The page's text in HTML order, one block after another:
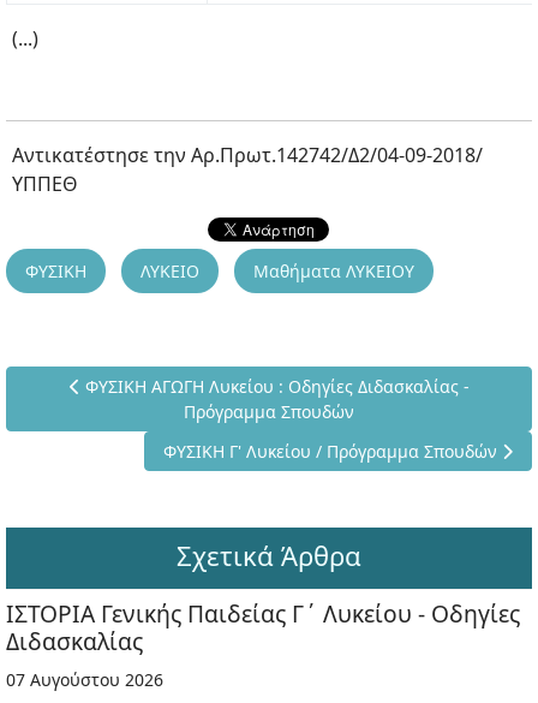
(...)
Αντικατέστησε την Αρ.Πρωτ.142742/Δ2/04-09-2018/
ΥΠΠΕΘ
ΦΥΣΙΚΗ ΛΥΚΕΙΟ Μαθήματα ΛΥΚΕΙΟΥ
Προηγούμενο άρθρο: ΦΥΣΙΚΗ ΑΓΩΓΗ Λυκείου : Οδηγίες
ΦΥΣΙΚΗ ΑΓΩΓΗ Λυκείου : Οδηγίες Διδασκαλίας -
Πρόγραμμα Σπουδών
Επόμενο άρθρο: ΦΥΣΙΚΗ Γ' Λυκείου /
ΦΥΣΙΚΗ Γ' Λυκείου / Πρόγραμμα Σπουδών
Σχετικά Άρθρα
ΙΣΤΟΡΙΑ Γενικής Παιδείας Γ΄ Λυκείου - Οδηγίες
Διδασκαλίας
07 Αυγούστου 2026